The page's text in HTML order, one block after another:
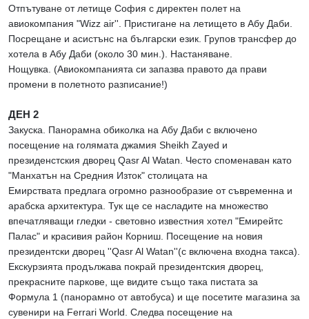
Отпътуване от летище София с директен полет на
авиокомпания "Wizz air''. Пристигане на летището в Абу Даби.
Посрещане и асистънс на български език. Групов трансфер до
хотела в Абу Даби (около 30 мин.). Настаняване.
Нощувка. (Авиокомпанията си запазва правото да прави
промени в полетното разписание!)
ДЕН 2
Закуска. Панорамна обиколка на Абу Даби с включено
посещение на голямата джамия Sheikh Zayed и
президенстския дворец Qasr Al Watan. Често споменаван като
"Манхатън на Средния Изток" столицата на
Емирствата предлага огромно разнообразие от съвременна и
арабска архитектура. Тук ще се насладите на множество
впечатляващи гледки - световно известния хотел "Емирейтс
Палас" и красивия район Корниш. Посещение на новия
президентски дворец ''Qasr Al Watan''(с включена входна такса).
Екскурзията продължава покрай президентския дворец,
прекрасните паркове, ще видите също така пистата за
Формула 1 (панорамно от автобуса) и ще посетите магазина за
сувенири на Ferrari World. Следва посещение на